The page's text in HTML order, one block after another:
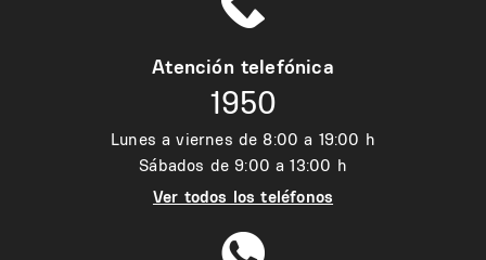
Atención telefónica
1950
Lunes a viernes de 8:00 a 19:00 h
Sábados de 9:00 a 13:00 h
Ver todos los teléfonos